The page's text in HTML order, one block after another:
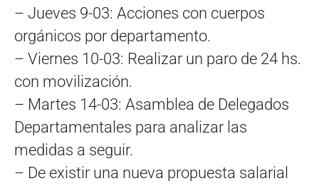
– Jueves 9-03: Acciones con cuerpos
orgánicos por departamento.
– Viernes 10-03: Realizar un paro de 24 hs.
con movilización.
– Martes 14-03: Asamblea de Delegados
Departamentales para analizar las
medidas a seguir.
– De existir una nueva propuesta salarial